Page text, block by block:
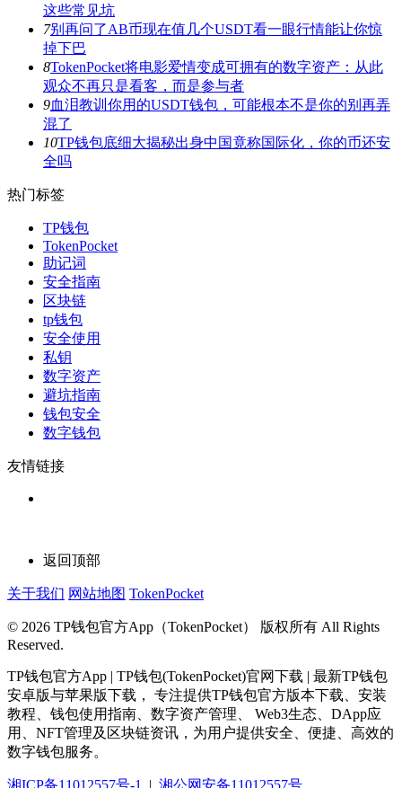
这些常见坑
7别再问了AB币现在值几个USDT看一眼行情能让你惊
掉下巴
8TokenPocket将电影爱情变成可拥有的数字资产：从此
观众不再只是看客，而是参与者
9血泪教训你用的USDT钱包，可能根本不是你的别再弄
混了
10TP钱包底细大揭秘出身中国竟称国际化，你的币还安
全吗
热门标签
TP钱包
TokenPocket
助记词
安全指南
区块链
tp钱包
安全使用
私钥
数字资产
避坑指南
钱包安全
数字钱包
友情链接
返回顶部
关于我们 网站地图 TokenPocket
© 2026 TP钱包官方App（TokenPocket） 版权所有 All Rights
Reserved.
TP钱包官方App | TP钱包(TokenPocket)官网下载 | 最新TP钱包
安卓版与苹果版下载， 专注提供TP钱包官方版本下载、安装
教程、钱包使用指南、数字资产管理、 Web3生态、DApp应
用、NFT管理及区块链资讯，为用户提供安全、便捷、高效的
数字钱包服务。
湘ICP备11012557号-1 | 湘公网安备11012557号